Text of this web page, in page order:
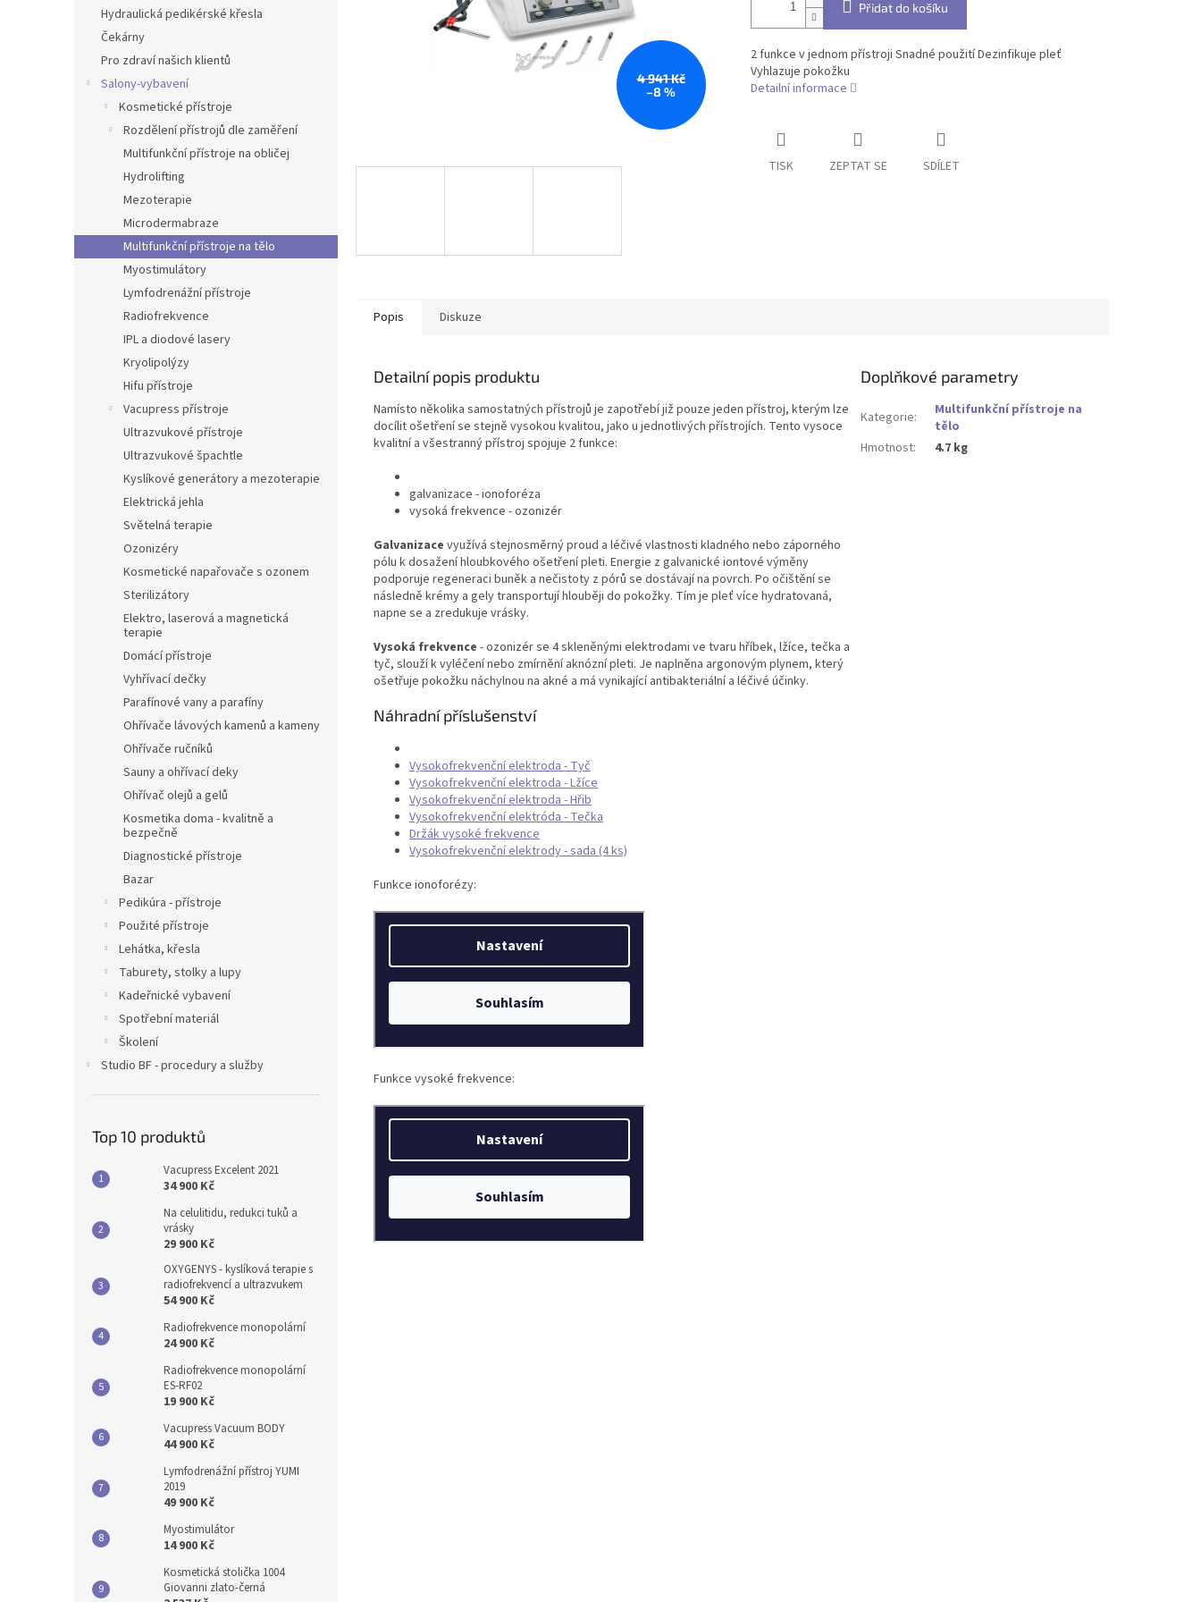
Hydraulická pedikérské křesla
Čekárny
Pro zdraví našich klientů
Salony-vybavení
Kosmetické přístroje
Rozdělení přístrojů dle zaměření
Multifunkční přístroje na obličej
Hydrolifting
Mezoterapie
Microdermabraze
Multifunkční přístroje na tělo
Myostimulátory
Lymfodrenážní přístroje
Radiofrekvence
IPL a diodové lasery
Kryolipolýzy
Hifu přístroje
Vacupress přístroje
Ultrazvukové přístroje
Ultrazvukové špachtle
Kyslíkové generátory a mezoterapie
Elektrická jehla
Světelná terapie
Ozonizéry
Kosmetické napařovače s ozonem
Sterilizátory
Elektro, laserová a magnetická
terapie
Domácí přístroje
Vyhřívací dečky
Parafínové vany a parafíny
Ohřívače lávových kamenů a kameny
Ohřívače ručníků
Sauny a ohřívací deky
Ohřívač olejů a gelů
Kosmetika doma - kvalitně a
bezpečně
Diagnostické přístroje
Bazar
Pedikúra - přístroje
Použité přístroje
Lehátka, křesla
Taburety, stolky a lupy
Kadeřnické vybavení
Spotřební materiál
Školení
Studio BF - procedury a služby
Top 10 produktů
Vacupress Excelent 2021
34 900 Kč
Na celulitidu, redukci tuků a
vrásky
29 900 Kč
OXYGENYS - kyslíková terapie s
radiofrekvencí a ultrazvukem
54 900 Kč
Radiofrekvence monopolární
24 900 Kč
Radiofrekvence monopolární
ES-RF02
19 900 Kč
Vacupress Vacuum BODY
44 900 Kč
Lymfodrenážní přístroj YUMI
2019
49 900 Kč
Myostimulátor
14 900 Kč
Kosmetická stolička 1004
Giovanni zlato-černá
4 941 Kč
–8 %
Přidat do košíku
2 funkce v jednom přístroji Snadné použití Dezinfikuje pleť
Vyhlazuje pokožku
Detailní informace
TISK ZEPTAT SE SDÍLET
Popis Diskuze
Detailní popis produktu
Namísto několika samostatných přístrojů je zapotřebí již pouze jeden přístroj, kterým lze
docílit ošetření se stejně vysokou kvalitou, jako u jednotlivých přístrojích. Tento vysoce
kvalitní a všestranný přístroj spojuje 2 funkce:
galvanizace - ionoforéza
vysoká frekvence - ozonizér
Galvanizace využívá stejnosměrný proud a léčivé vlastnosti kladného nebo záporného
pólu k dosažení hloubkového ošetření pleti. Energie z galvanické iontové výměny
podporuje regeneraci buněk a nečistoty z pórů se dostávají na povrch. Po očištění se
následně krémy a gely transportují hlouběji do pokožky. Tím je pleť více hydratovaná,
napne se a zredukuje vrásky.
Vysoká frekvence - ozonizér se 4 skleněnými elektrodami ve tvaru hříbek, lžíce, tečka a
tyč, slouží k vyléčení nebo zmírnění aknózní pleti. Je naplněna argonovým plynem, který
ošetřuje pokožku náchylnou na akné a má vynikající antibakteriální a léčivé účinky.
Náhradní příslušenství
Vysokofrekvenční elektroda - Tyč
Vysokofrekvenční elektroda - Lžíce
Vysokofrekvenční elektroda - Hřib
Vysokofrekvenční elektróda - Tečka
Držák vysoké frekvence
Vysokofrekvenční elektrody - sada (4 ks)
Funkce ionoforézy:
Funkce vysoké frekvence:
Doplňkové parametry
Kategorie:
Multifunkční přístroje na
tělo
Hmotnost: 4.7 kg